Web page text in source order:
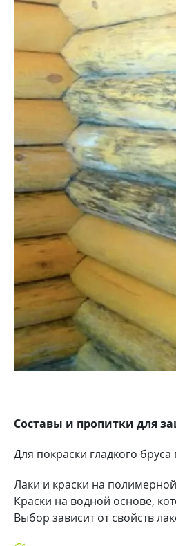
Составы и пропитки для
Для покраски гладкого
Лаки и краски на
Краски на водной основе,
Выбор зависит от свойств